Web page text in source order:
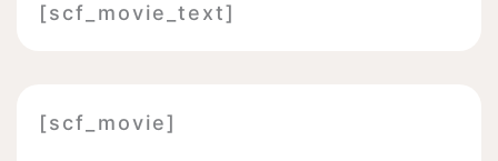
[scf_movie_text]
[scf_movie]